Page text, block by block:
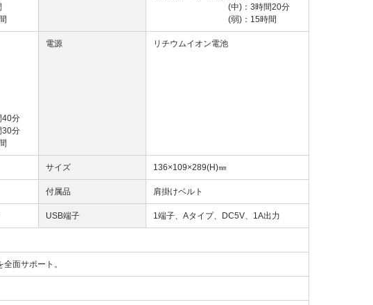
(中)：3時間20分
(弱)：15時間
40分
分
電源 リチウムイオン電池
サイズ 136×109×289(H)㎜
付属品 肩掛けベルト
USB端子 1端子、Aタイプ、DC5V、1A出力
面サポート。